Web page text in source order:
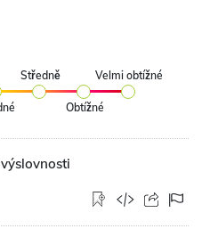
Středně
Obtížné
Velmi obtížné